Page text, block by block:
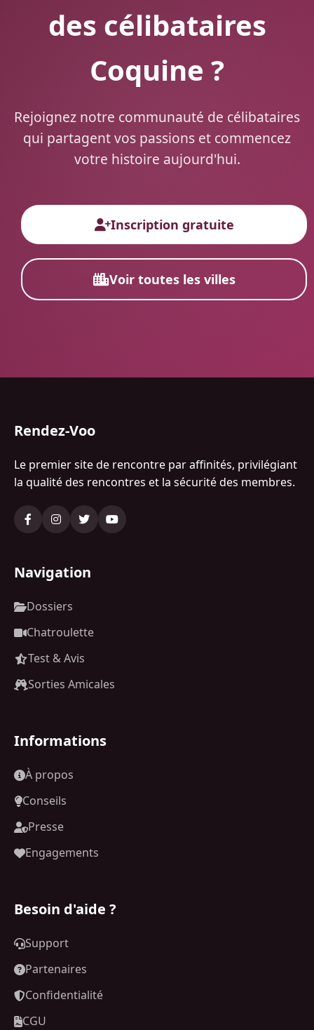
des célibataires
Coquine ?
Rejoignez notre communauté de célibataires
qui partagent vos passions et commencez
votre histoire aujourd'hui.
Inscription gratuite
Voir toutes les villes
Rendez-Voo
Le premier site de rencontre par affinités, privilégiant
la qualité des rencontres et la sécurité des membres.
Navigation
Dossiers
Chatroulette
Test & Avis
Sorties Amicales
Informations
À propos
Conseils
Presse
Engagements
Besoin d'aide ?
Support
Partenaires
Confidentialité
CGU